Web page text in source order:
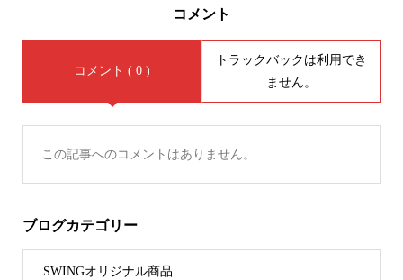
コメント
コメント ( 0 )
トラックバックは利用でき
ません。
この記事へのコメントはありません。
ブログカテゴリー
SWINGオリジナル商品